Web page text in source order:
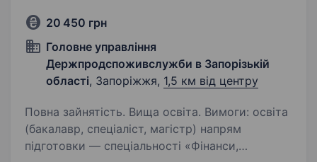
20 450 грн
Головне управління
Держпродспоживслужби в Запорізькій
області, Запоріжжя, 1,5 км від центру
Повна зайнятість. Вища освіта. Вимоги: освіта
(бакалавр, спеціаліст, магістр) напрям
підготовки — спеціальності «Фінанси,